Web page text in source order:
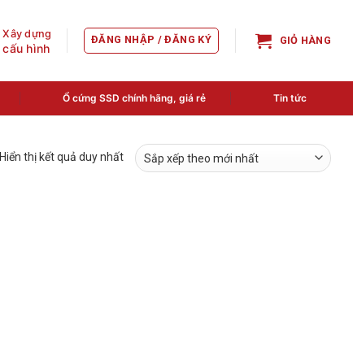
Xây dựng
cấu hình
ĐĂNG NHẬP / ĐĂNG KÝ GIỎ HÀNG
Ổ cứng SSD chính hãng, giá rẻ Tin tức
Hiển thị kết quả duy nhất